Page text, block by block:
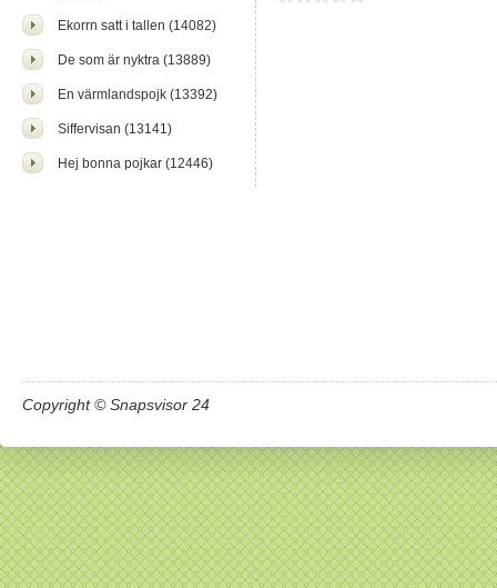
Ekorrn satt i tallen (14082)
De som är nyktra (13889)
En värmlandspojk (13392)
Siffervisan (13141)
Hej bonna pojkar (12446)
Copyright © Snapsvisor 24